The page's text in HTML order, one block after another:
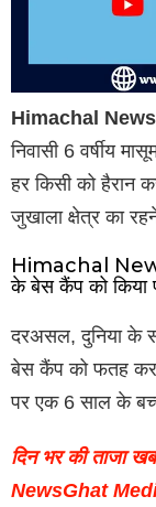
Himachal
निवासी 6 वर्षीय
हर किसी को हैरान
जुखाला क्षेत्र का
Himachal
के बेस कैंप को किया
दरअसल, दुनिया के
बेस कैंप को फतह
पर एक 6 साल के
दिन भर की ताजा
NewsGhat